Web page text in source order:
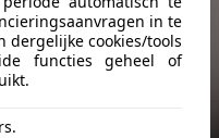
in te
dergelijke cookies/tools
functies geheel of